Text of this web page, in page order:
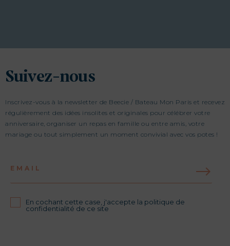
Suivez-nous
Inscrivez-vous à la newsletter de Beecie / Bateau Mon Paris et recevez
régulièrement des idées insolites et originales pour célébrer votre
anniversaire, organiser un repas en famille ou entre amis, votre
mariage ou tout simplement un moment convivial avec vos potes !
EMAIL
En cochant cette case, j'accepte la politique de
confidentialité de ce site